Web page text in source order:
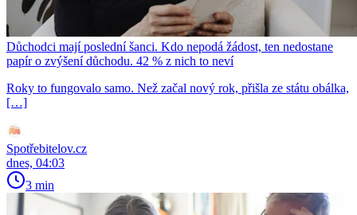
Důchodci mají poslední šanci. Kdo nepodá žádost, ten nedostane
papír o zvýšení důchodu. 42 % z nich to neví
Roky to fungovalo samo. Než začal nový rok, přišla ze státu obálka,
[…]
Spotřebitelov.cz
dnes, 04:03
3 min